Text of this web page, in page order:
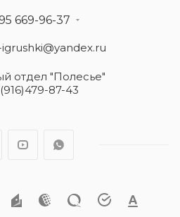
669-96-37
отдел "Полесье"
87-43